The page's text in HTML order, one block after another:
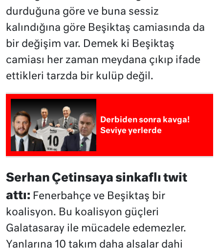
durduğuna göre ve buna sessiz
kalındığına göre Beşiktaş camiasında da
bir değişim var. Demek ki Beşiktaş
camiası her zaman meydana çıkıp ifade
ettikleri tarzda bir kulüp değil.
Derbiden sonra kavga!
Seviye yerlerde
Serhan Çetinsaya sinkaflı twit
attı: Fenerbahçe ve Beşiktaş bir
koalisyon. Bu koalisyon güçleri
Galatasaray ile mücadele edemezler.
Yanlarına 10 takım daha alsalar dahi